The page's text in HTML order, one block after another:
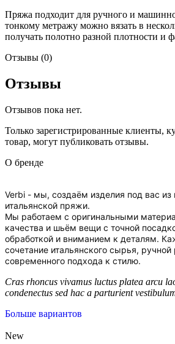
Пряжа подходит для ручного и
тонкому метражу можно вязать в
получать полотно разной плотности и
Отзывы (0)
Отзывы
Отзывов пока нет.
Только зарегистрированные клиенты,
товар, могут публиковать отзывы.
О бренде
Verbi - мы, создаём изделия под вас из
итальянской пряжи.
Мы работаем с оригинальными
качества и шьём вещи с точной
обработкой и вниманием к деталям.
сочетание итальянского сырья, ручной
современного подхода к стилю.
Cras rhoncus vivamus luctus platea arcu
condenectus sed hac a parturient
Больше вариантов
New